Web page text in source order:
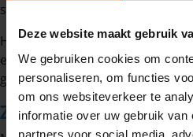
Deze website maakt gebruik
We gebruiken cookies om
personaliseren, om functies
om ons websiteverkeer te
informatie over uw gebruik van
partners voor social media,
spel, moed en zelfvertrouwen.
Het is ook makkelijk uit te
een parcours waarbij ze hun
gebruiken.
Zomer bij Vcompany